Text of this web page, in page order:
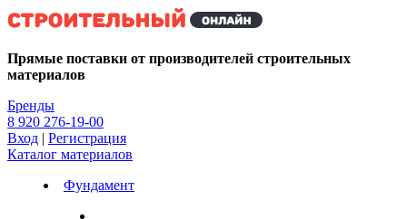
Kg
Прямые поставки от производителей строительных
материалов
Бренды
8 920 276-19-00
Вход | Регистрация
Каталог материалов
Фундамент